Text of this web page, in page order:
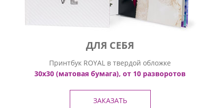
ДЛЯ СЕБЯ
Принтбук ROYAL в твердой обложке
30х30 (матовая бумага), от 10 разворотов
ЗАКАЗАТЬ